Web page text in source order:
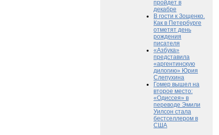
пройдет в
декабре
В гости к Зощенко.
Как в Петербурге
отметят день
рождения
писателя
«Азбука»
представила
«аргентинскую
дилогию» Юрия
Слепухина
Гомер вышел на
второе место:
«Одиссея» в
переводе Эмили
Уилсон стала
бестселлером в
США